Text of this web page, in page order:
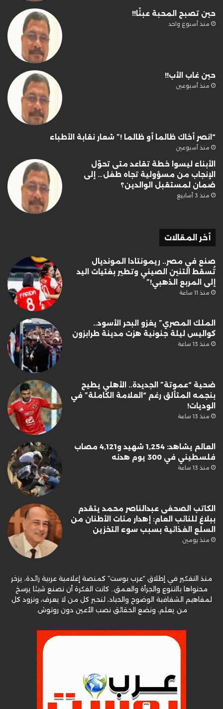
حين تصبح المحبة عبئًا!!
منذ أسبوع واحد
حين غاب الأب!!
منذ أسبوعين
“انصر أخاك ظالما أو ظالما !” شعار نقابة الأطباء
منذ أسبوعين
الأبناء ليسوا خطة تقاعد متى تحوّل
الإنجاب من مسؤولية تجاه طفل… إلى
ضمان لمستقبل الوالدين؟
منذ 3 أسابيع
أخر المقالات
صنع في مصر.. ريمونتادا المونديال
تُسقط التنين الصيني وتطير بفتيات اليد
إلى المربع الذهبي!”
منذ 11 ساعة
الملك المصري” يغزو البحر الأسود..
كواليس ليلة جنونية هزت مدينة طرابزون
منذ 13 ساعة
ضحية “عموتة” الجديدة.. الأهلي يطيح
بنجمه المتألق رغم “العلامة الكاملة” في
الوديات!
منذ 13 ساعة
العالم يشاهد: 1,254 شهيد و4,121 مصاب
فلسطيني في 300 يوم هدنه
منذ 13 ساعة
الكاتب الصحفى عبدالناصر محمد يتقدم
ببلاغ للنائب العام: إهدار مئات الأطنان من
السلع الغذائية بسبب سوء التخزين
منذ يومين
منذ التفكير في إطلاق “عرب بوست” كمنصة إعلامية عربية رائدة، يزخر
محتواها بالتنوع والجرأة والعمق.. كانت الفكرة أن نصنع شيئا يرسخ
لمفاهيم الشفافية الوضوح والحياد، لنحبر كل من لا يعرف، ونزود كل
من يعلم، ونضع الحقائق نصب الأعين دون روتوش.